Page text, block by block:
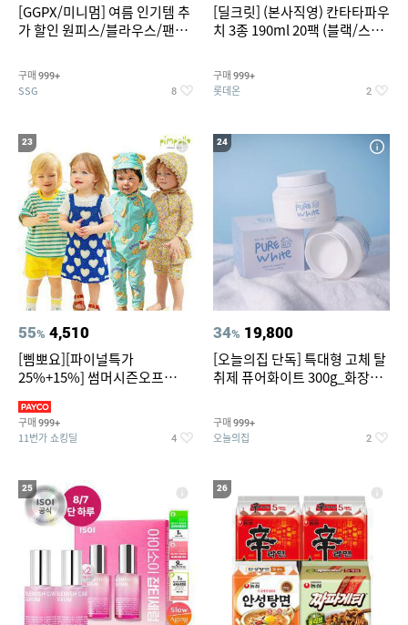
[GGPX/미니멈] 여름 인기템 추
가 할인 원피스/블라우스/팬츠
구매 999+
SSG 8
[딜크릿] (본사직영) 칸타타파우
치 3종 190ml 20팩 (블랙/스위
구매 999+
롯데온 2
23
55% 4,510
[삠뽀요][파이널특가
25%+15%] 썸머시즌오프
영복/티셔츠/
구매 999+
11번가 쇼킹딜 4
24
34% 19,800
[오늘의집 단독] 특대형 고체 탈
취제 퓨어화이트 300g_화장실
구매 999+
오늘의집 2
25 26